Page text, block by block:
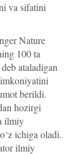
va sifatini
Nature
100 ta
ataladigan
berildi.
hozirgi
ilmiy
ichiga oladi.
ilmiy